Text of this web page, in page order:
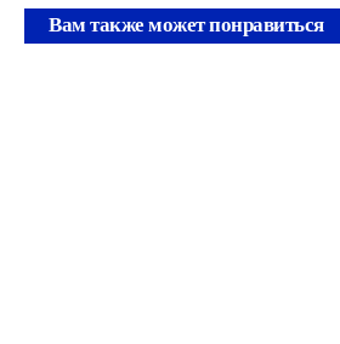
Вам также может понравиться